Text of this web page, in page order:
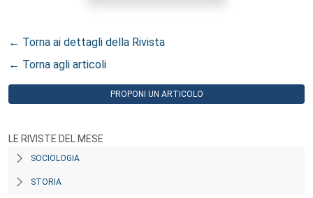
← Torna ai dettagli della Rivista
← Torna agli articoli
PROPONI UN ARTICOLO
LE RIVISTE DEL MESE
SOCIOLOGIA
STORIA